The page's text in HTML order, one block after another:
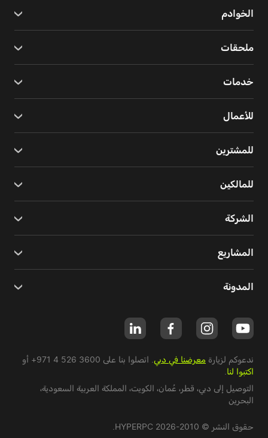
الخوادم
ملحقات
خدمات
للأعمال
للمشترين
للمالكين
الشركة
المشاريع
المدونة
ندعوكم لزيارة معرضنا في دبي . اتصلوا بنا على +971 4 526 3600 أو
اكتبوا لنا
التوصيل إلى دبي، قطر، عُمان، الكويت، المملكة العربية السعودية،
البحرين
حقوق النشر © 2010-2026 HYPERPC.